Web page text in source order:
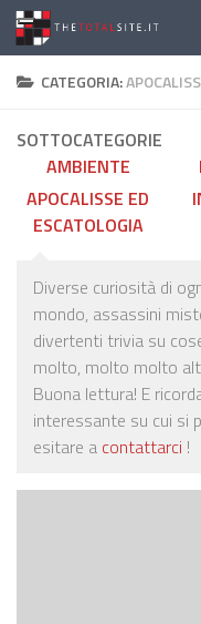
Salta al contenuto
CATEGORIA:
SOTTOCATEGORIE
AMBIENTE
APOCALISSE ED
ESCATOLOGIA
Diverse curiosità di
mondo, assassini
divertenti trivia su
molto, molto molto
Buona lettura! E
interessante su cui si
esitare a contattarci !